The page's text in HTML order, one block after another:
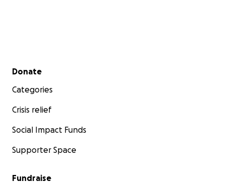
Secondary menu
Donate
Categories
Crisis relief
Social Impact Funds
Supporter Space
Fundraise